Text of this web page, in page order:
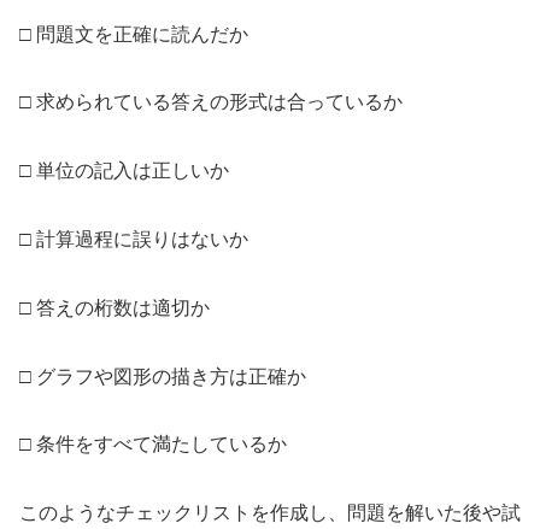
□ 問題文を正確に読んだか
□ 求められている答えの形式は合っているか
□ 単位の記入は正しいか
□ 計算過程に誤りはないか
□ 答えの桁数は適切か
□ グラフや図形の描き方は正確か
□ 条件をすべて満たしているか
このようなチェックリストを作成し、問題を解いた後や試